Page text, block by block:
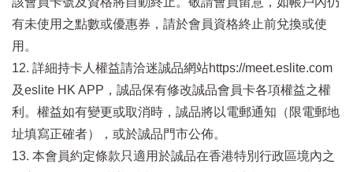
有未使用之點數或優惠券，請於會員資格終止前兌換或使
用。
12. 詳細持卡人權益請洽迷誠品網站https://meet.eslite.com
及eslite HK APP，誠品保有修改誠品會員卡各項權益之權
利。權益如有變更或取消時，誠品將以電郵通知（限電郵地
址填寫正確者），或於誠品門市公佈。
13. 本會員約定條款只適用於誠品在香港特別行政區境內之